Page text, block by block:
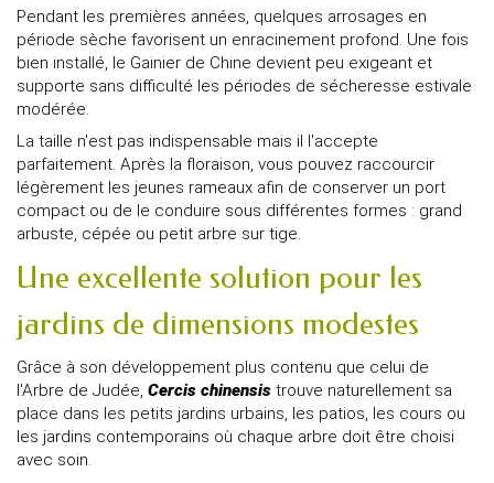
Pendant les premières années, quelques arrosages en
période sèche favorisent un enracinement profond. Une fois
bien installé, le Gainier de Chine devient peu exigeant et
supporte sans difficulté les périodes de sécheresse estivale
modérée.
La taille n'est pas indispensable mais il l'accepte
parfaitement. Après la floraison, vous pouvez raccourcir
légèrement les jeunes rameaux afin de conserver un port
compact ou de le conduire sous différentes formes : grand
arbuste, cépée ou petit arbre sur tige.
Une excellente solution pour les
jardins de dimensions modestes
Grâce à son développement plus contenu que celui de
l'Arbre de Judée, Cercis chinensis trouve naturellement sa
place dans les petits jardins urbains, les patios, les cours ou
les jardins contemporains où chaque arbre doit être choisi
avec soin.